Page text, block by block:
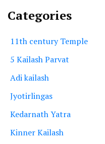
Categories
11th century Temple
5 Kailash Parvat
Adi kailash
Jyotirlingas
Kedarnath Yatra
Kinner Kailash